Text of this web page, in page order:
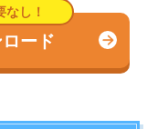
ード